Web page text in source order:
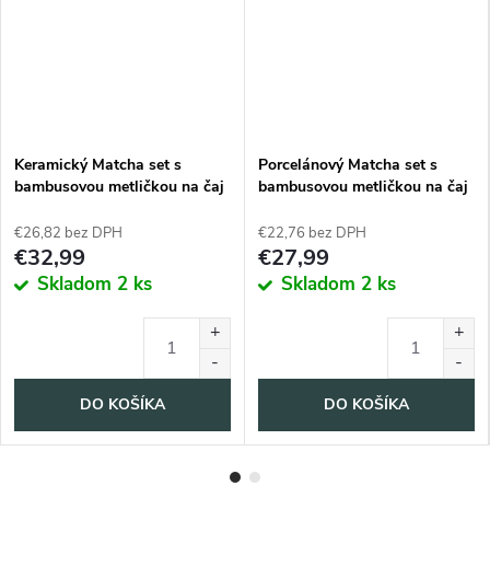
Keramický Matcha set s
bambusovou metličkou na čaj
€26,82 bez DPH
€32,99
Skladom 2 ks
DO KOŠÍKA
Porcelánový Matcha set s
bambusovou metličkou na čaj
€22,76 bez DPH
€27,99
Skladom 2 ks
DO KOŠÍKA